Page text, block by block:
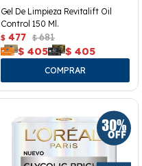
Gel De Limpieza Revitalift Oil
Control 150 Ml.
$ 477 $ 681
$ 405 $ 405